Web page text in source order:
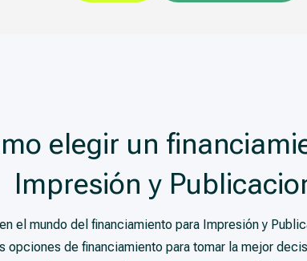
elegir un
Impresión y
el mundo del financiamiento para Impresión y
opciones de financiamiento para tomar la mejor